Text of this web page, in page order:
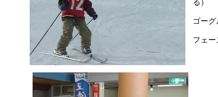
る）
ゴー
フェ